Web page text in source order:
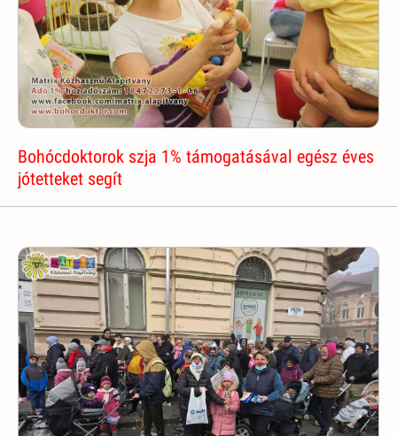
Bohócdoktorok szja 1% támogatásával egész éves
jótetteket segít